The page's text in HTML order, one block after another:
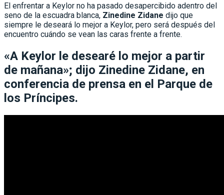
El enfrentar a Keylor no ha pasado desapercibido adentro del
seno de la escuadra blanca, Zinedine Zidane dijo que
siempre le deseará lo mejor a Keylor, pero será después del
encuentro cuándo se vean las caras frente a frente.
«A Keylor le desearé lo mejor a partir
de mañana»; dijo Zinedine Zidane, en
conferencia de prensa en el Parque de
los Príncipes.